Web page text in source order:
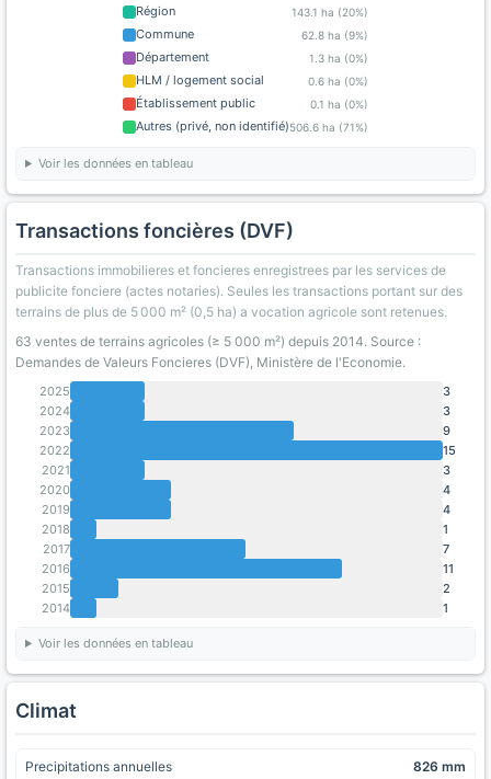
Région 143.1 ha (20%)
Commune 62.8 ha (9%)
Département 1.3 ha (0%)
HLM / logement social 0.6 ha (0%)
Établissement public 0.1 ha (0%)
Autres (privé, non identifié)506.6 ha (71%)
Voir les données en tableau
Transactions foncières (DVF)
Transactions immobilieres et foncieres enregistrees par les services de
publicite fonciere (actes notaries). Seules les transactions portant sur des
terrains de plus de 5 000 m² (0,5 ha) a vocation agricole sont retenues.
63 ventes de terrains agricoles (≥ 5 000 m²) depuis 2014. Source :
Demandes de Valeurs Foncieres (DVF), Ministère de l'Economie.
2025
3
2024
3
2023
9
2022
15
2021
3
2020
4
2019
4
2018
1
2017
7
2016
11
2015
2
2014
1
Voir les données en tableau
Climat
Precipitations annuelles 826 mm